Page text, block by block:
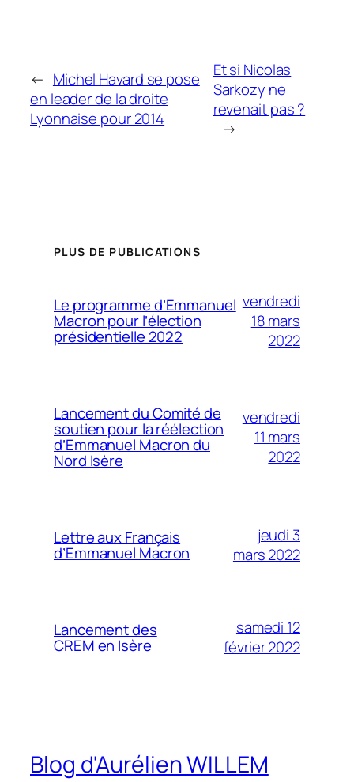
← Michel Havard se pose
en leader de la droite
Lyonnaise pour 2014
Et si Nicolas
Sarkozy ne
revenait pas ?
→
PLUS DE PUBLICATIONS
Le programme d’Emmanuel
Macron pour l’élection
présidentielle 2022
vendredi
18 mars
2022
Lancement du Comité de
soutien pour la réélection
d’Emmanuel Macron du
Nord Isère
vendredi
11 mars
2022
Lettre aux Français
d’Emmanuel Macron
jeudi 3
mars 2022
Lancement des
CREM en Isère
samedi 12
février 2022
Blog d'Aurélien WILLEM